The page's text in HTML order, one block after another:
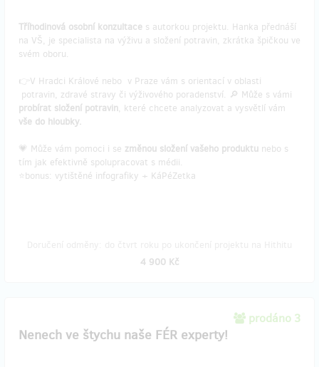
Tříhodinová osobní konzultace s autorkou projektu. Hanka přednáší
na VŠ, je specialista na výživu a složení potravin, zkrátka špičkou ve
svém oboru.
👉V Hradci Králové nebo v Praze vám s orientací v oblasti
potravin, zdravé stravy či výživového poradenství. 🔎 Může s vámi
probírat složení potravin, které chcete analyzovat a vysvětlí vám
vše do hloubky.
💗 Může vám pomoci i se změnou složení vašeho produktu nebo s
tím jak efektivně spolupracovat s médii.
⭐bonus: vytištěné infografiky + KáPéZetka
4 900 Kč
prodáno 3
Nenech ve štychu naše FÉR experty!